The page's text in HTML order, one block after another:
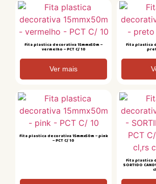
Fita plastica decorativa 15mmx50m –
vermelho – PCT C/ 10
Ver mais
Fita plastica
Fita plastica decorativa 15mmx50m – pink
– PCT C/ 10
Fita plastica
SORTIDO